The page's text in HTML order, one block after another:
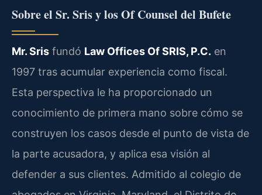
Sobre el Sr. Sris y los Of Counsel del Bufete
Mr. Sris fundó Law Offices Of SRIS, P.C. en
1997 tras acumular experiencia como fiscal.
Esta perspectiva le ha proporcionado un
conocimiento de primera mano sobre cómo se
construyen los casos desde el punto de vista de
la parte acusadora, y aplica esa visión al
defender a sus clientes. Admitido al colegio de